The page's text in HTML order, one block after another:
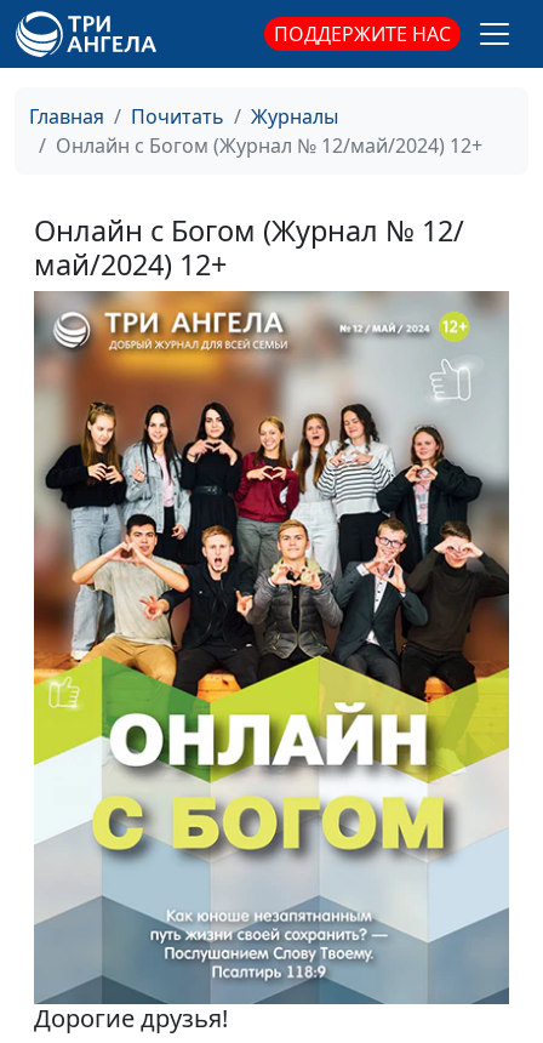
ПОДДЕРЖИТЕ НАС
Главная Почитать
Журналы
Онлайн с Богом (Журнал № 12/май/2024) 12+
Онлайн с Богом (Журнал № 12/
май/2024) 12+
Дорогие друзья!